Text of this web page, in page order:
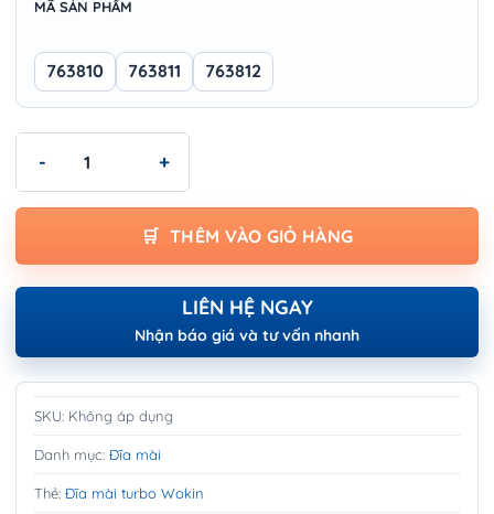
MÃ SẢN PHẨM
763810 763811 763812
THÊM VÀO GIỎ HÀNG
LIÊN HỆ NGAY
Nhận báo giá và tư vấn nhanh
SKU: Không áp dụng
Danh mục: Đĩa mài
Thẻ: Đĩa mài turbo Wokin